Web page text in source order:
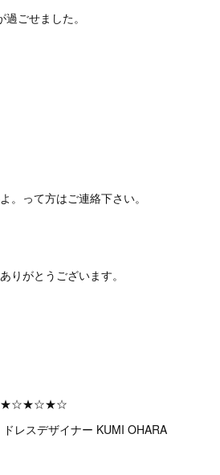
ごせました。
。って方はご連絡下さい。
りがとうございます。
レスデザイナー KUMI OHARA